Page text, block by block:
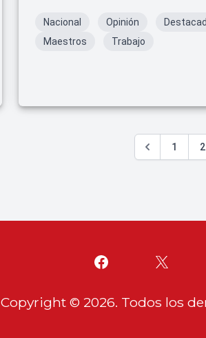
Nacional Opinión
Maestros
Trabajo
1 2
Copyright © 2026. Todos los